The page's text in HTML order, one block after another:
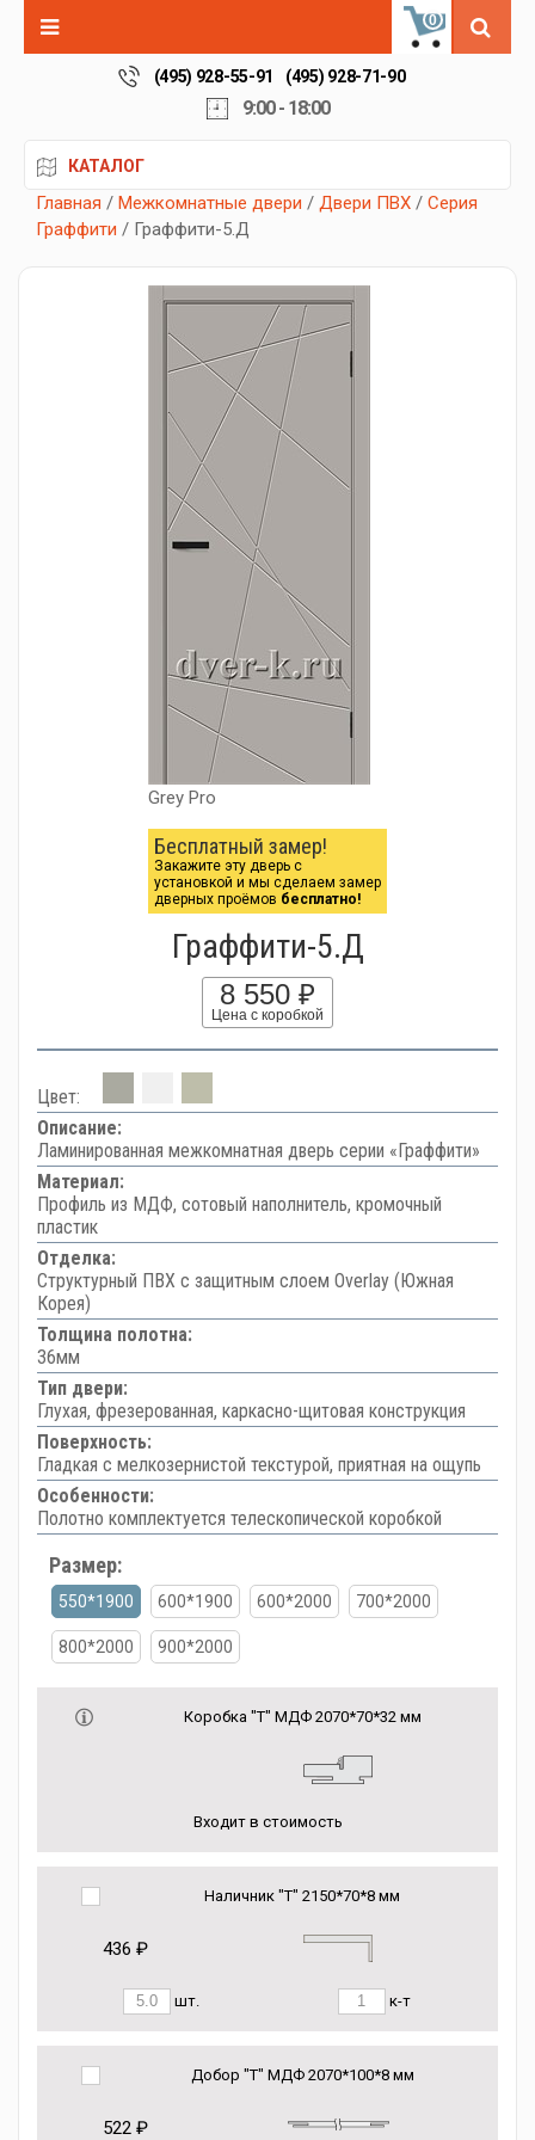
0
(495) 928-55-91 (495) 928-71-90
9:00 - 18:00
КАТАЛОГ
Главная / Межкомнатные двери / Двери ПВХ / Серия
Граффити / Граффити-5.Д
Grey Pro
Бесплатный замер!
Закажите эту дверь с
установкой и мы сделаем замер
дверных проёмов бесплатно!
Граффити-5.Д
8 550 ₽
Цена с коробкой
Цвет:
Описание:
Ламинированная межкомнатная дверь серии «Граффити»
Материал:
Профиль из МДФ, сотовый наполнитель, кромочный
пластик
Отделка:
Структурный ПВХ с защитным слоем Overlay (Южная
Корея)
Толщина полотна:
36мм
Тип двери:
Глухая, фрезерованная, каркасно-щитовая конструкция
Поверхность:
Гладкая с мелкозернистой текстурой, приятная на ощупь
Особенности:
Полотно комплектуется телескопической коробкой
Размер:
550*1900 600*1900 600*2000 700*2000
800*2000 900*2000
Коробка "Т" МДФ 2070*70*32 мм
Входит в стоимость
Наличник "Т" 2150*70*8 мм
436 ₽
шт. к-т
Добор "Т" МДФ 2070*100*8 мм
522 ₽